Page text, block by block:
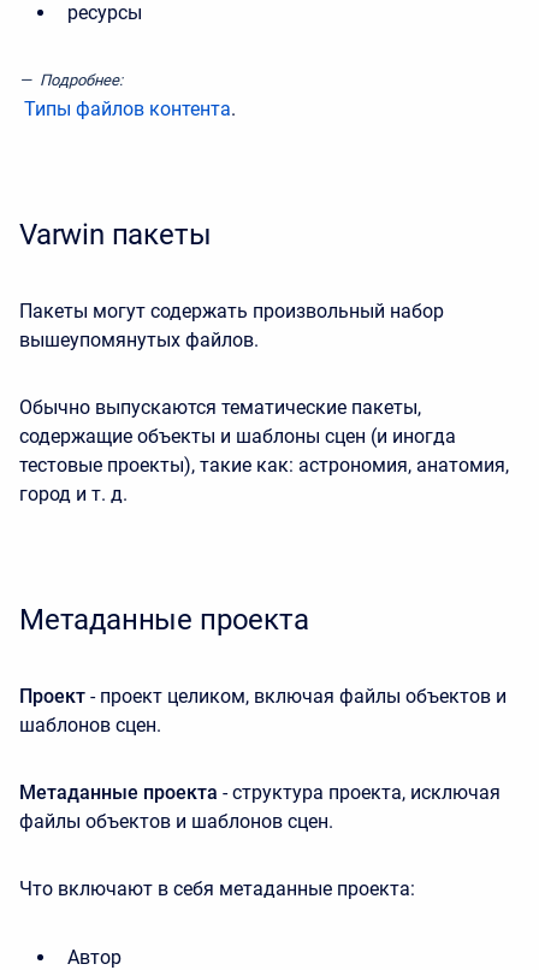
ресурсы
Подробнее:
Типы файлов контента.
Varwin пакеты
Пакеты могут содержать произвольный набор
вышеупомянутых файлов.
Обычно выпускаются тематические пакеты,
содержащие объекты и шаблоны сцен (и иногда
тестовые проекты), такие как: астрономия, анатомия,
город и т. д.
Метаданные проекта
Проект - проект целиком, включая файлы объектов и
шаблонов сцен.
Метаданные проекта - структура проекта, исключая
файлы объектов и шаблонов сцен.
Что включают в себя метаданные проекта:
Автор